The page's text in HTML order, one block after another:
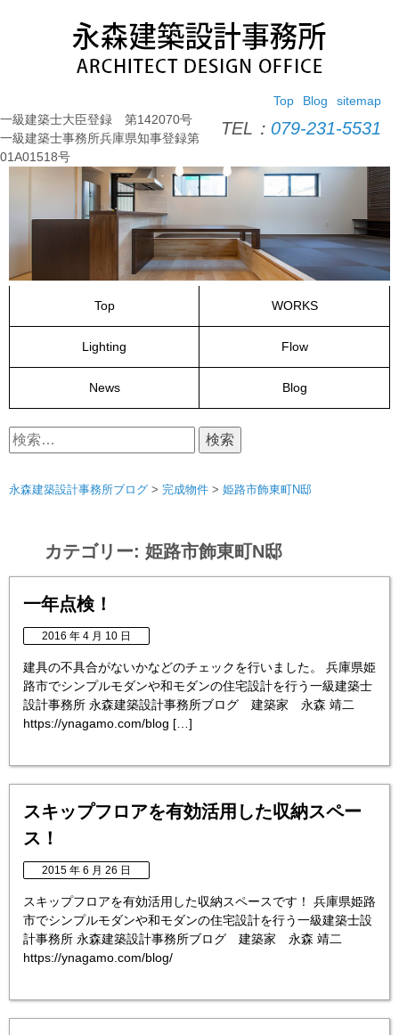
ス
キ
ッ
sitemap
Blog
Top
TEL： 079-231-5531
一級建築士大臣登録 第142070号
一級建築士事務所兵庫県知事登録第
01A01518号
Top WORKS
Lighting Flow
News Blog
検
索:
永森建築設計事務所ブログ > 完成物件 > 姫路市飾東町N邸
カテゴリー: 姫路市飾東町N邸
一年点検！
2016 年 4 月 10 日
建具の不具合がないかなどのチェックを行いました。 兵庫県姫
路市でシンプルモダンや和モダンの住宅設計を行う一級建築士
設計事務所 永森建築設計事務所ブログ 建築家 永森 靖二
https://ynagamo.com/blog […]
スキップフロアを有効活用した収納スペー
ス！
2015 年 6 月 26 日
スキップフロアを有効活用した収納スペースです！ 兵庫県姫路
市でシンプルモダンや和モダンの住宅設計を行う一級建築士設
計事務所 永森建築設計事務所ブログ 建築家 永森 靖二
https://ynagamo.com/blog/